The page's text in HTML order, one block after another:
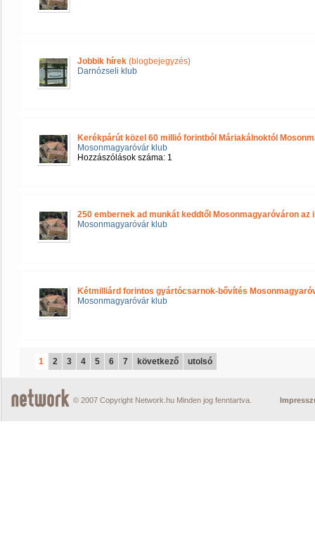
Jobbik hírek (blogbejegyzés)
Darnózseli klub
Kerékpárút közel 60 millió forintból Máriakálnoktól
Mosonmagyaróvár klub
Hozzászólások száma: 1
250 embernek ad munkát keddtől Mosonmagyaróváron az
Mosonmagyaróvár klub
Kétmilliárd forintos gyártócsarnok-bővítés
Mosonmagyaróvár klub
1 2 3 4 5 6 7 következő utolsó
© 2007 Copyright Network.hu Minden jog fenntartva.